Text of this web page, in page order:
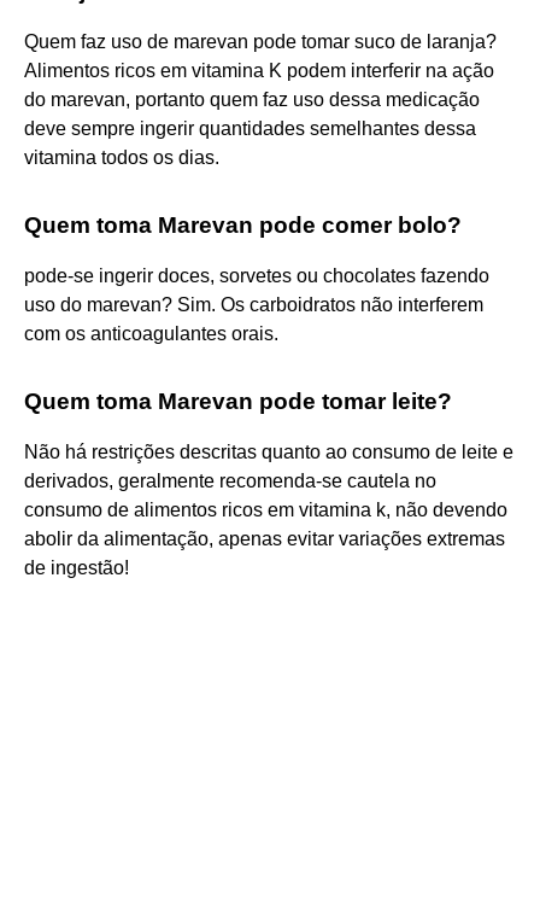
Quem faz uso de marevan pode tomar suco de laranja?
Alimentos ricos em vitamina K podem interferir na ação
do marevan, portanto quem faz uso dessa medicação
deve sempre ingerir quantidades semelhantes dessa
vitamina todos os dias.
Quem toma Marevan pode comer bolo?
pode-se ingerir doces, sorvetes ou chocolates fazendo
uso do marevan? Sim. Os carboidratos não interferem
com os anticoagulantes orais.
Quem toma Marevan pode tomar leite?
Não há restrições descritas quanto ao consumo de leite e
derivados, geralmente recomenda-se cautela no
consumo de alimentos ricos em vitamina k, não devendo
abolir da alimentação, apenas evitar variações extremas
de ingestão!